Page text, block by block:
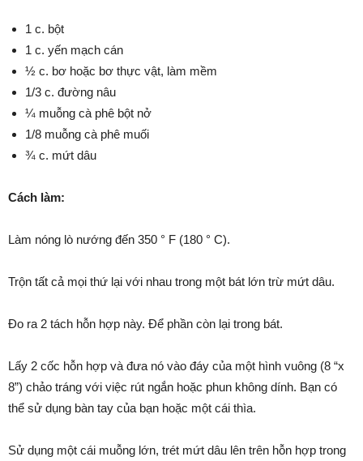
1 c. bột
1 c. yến mạch cán
½ c. bơ hoặc bơ thực vật, làm mềm
1/3 c. đường nâu
¼ muỗng cà phê bột nở
1/8 muỗng cà phê muối
¾ c. mứt dâu
Cách làm:
Làm nóng lò nướng đến 350 ° F (180 ° C).
Trộn tất cả mọi thứ lại với nhau trong một bát lớn trừ mứt dâu.
Đo ra 2 tách hỗn hợp này. Để phần còn lại trong bát.
Lấy 2 cốc hỗn hợp và đưa nó vào đáy của một hình vuông (8 “x
8”) chảo tráng với việc rút ngắn hoặc phun không dính. Bạn có
thể sử dụng bàn tay của bạn hoặc một cái thìa.
Sử dụng một cái muỗng lớn, trét mứt dâu lên trên hỗn hợp trong